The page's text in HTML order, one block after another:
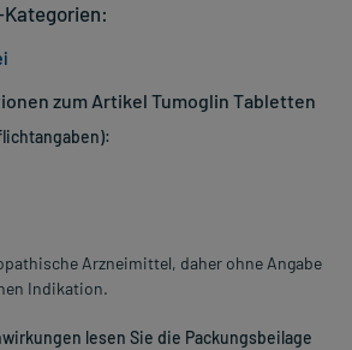
zum Artikel Tumoglin Tabletten
Arzneimittel, daher ohne Angabe
Indikation.
lesen Sie die Packungsbeilage